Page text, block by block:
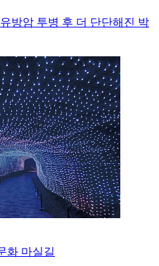
방암 투병 후 더 단단해진 박
화 마실길